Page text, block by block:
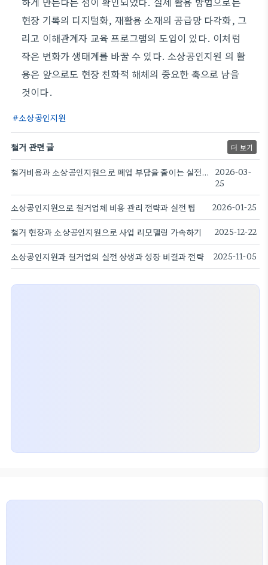
현장 기록의 디지털화, 재활용 소재의 공급망 다각화, 그
리고 이해관계자 교육 프로그램의 도입이 있다. 이처럼
작은 변화가 생태계를 바꿀 수 있다. 소상공인지원 의 활
용은 앞으로도 현장 친화적 해체의 중요한 축으로 남을
것이다.
소상공인지원
철거 관련 글 더 보기
철거비용과 소상공인지원으로 폐업 부담을 줄이는 실전 가이드
2026-03-
25
소상공인지원으로 철거업체 비용 관리 전략과 실전 팁 2026-01-25
철거 현장과 소상공인지원으로 사업 리모델링 가속하기 2025-12-22
소상공인지원과 철거업의 실전 상생과 성장 비결과 전략 2025-11-05